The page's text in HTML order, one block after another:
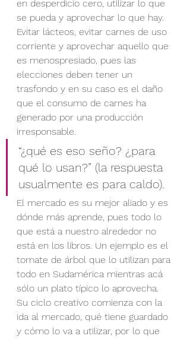
en desperdicio cero, utilizar lo que
se pueda y aprovechar lo que hay.
Evitar lácteos, evitar carnes de uso
corriente y aprovechar aquello que
es menospresiado, pues las
elecciones deben tener un
trasfondo y en su caso es el daño
que el consumo de carnes ha
generado por una producción
irresponsable.
“¿qué es eso seño? ¿para
qué lo usan?” (la respuesta
usualmente es para caldo).
El mercado es su mejor aliado y es
dónde más aprende, pues todo lo
que está a nuestro alrededor no
está en los libros. Un ejemplo es el
tomate de árbol que lo utilizan para
todo en Sudamérica mientras acá
sólo un plato típico lo aprovecha.
Su ciclo creativo comienza con la
ida al mercado, qué tiene guardado
y cómo lo va a utilizar, por lo que